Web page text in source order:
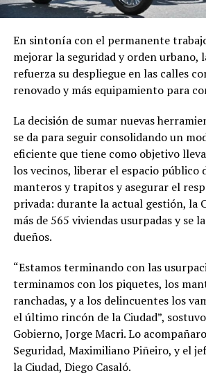
En sintonía con el permanente
mejorar la seguridad y orden urbano,
refuerza su despliegue en las calles
renovado y más equipamiento para
La decisión de sumar nuevas
se da para seguir consolidando un
eficiente que tiene como objetivo
los vecinos, liberar el espacio público
manteros y trapitos y asegurar el
privada: durante la actual gestión, la
más de 565 viviendas usurpadas y se
dueños.
“Estamos terminando con las
terminamos con los piquetes, los
ranchadas, y a los delincuentes los
el último rincón de la Ciudad”,
Gobierno, Jorge Macri. Lo
Seguridad, Maximiliano Piñeiro, y el
la Ciudad, Diego Casaló.